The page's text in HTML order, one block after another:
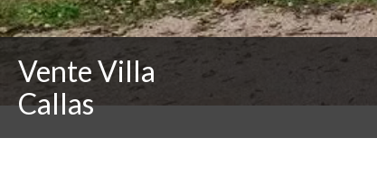
Vente Villa
Callas